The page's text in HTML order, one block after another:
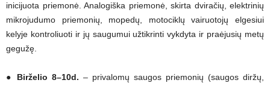
inicijuota priemonė. Analogiška priemonė, skirta dviračių, elektrinių
mikrojudumo priemonių, mopedų, motociklų vairuotojų elgesiui
kelyje kontroliuoti ir jų saugumui užtikrinti vykdyta ir praėjusių metų
gegužę.
● Birželio 8–10d. – privalomų saugos priemonių (saugos diržų,